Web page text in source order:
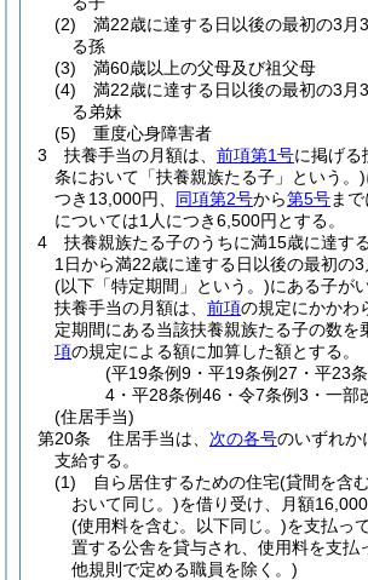
(2)
満22歳に達する日以後の最初の3月
る孫
(3)
満60歳以上の父母及び祖父母
(4)
満22歳に達する日以後の最初の3月
る弟妹
(5)
重度心身障害者
3
扶養手当の月額は、 前項第1号に掲げる
条において「扶養親族たる子」という。)
つき13,000円、 同項第2号から第5号ま
については1人につき6,500円とする。
4
扶養親族たる子のうちに満15歳に達す
1日から満22歳に達する日以後の最初の
(以下「特定期間」という。)にある子が
扶養手当の月額は、 前項の規定にかかわ
定期間にある当該扶養親族たる子の数を
項の規定による額に加算した額とする。
(平19条例9・平19条例27・平23
4・平28条例46・令7条例3・一部
(住居手当)
第20条
住居手当は、 次の各号のいずれか
支給する。
(1)
自ら居住するための住宅(貸間を含
おいて同じ。)を借り受け、月額
(使用料を含む。以下同じ。)を支払っ
置する公舎を貸与され、使用料を支払
他規則で定める職員を除く。)